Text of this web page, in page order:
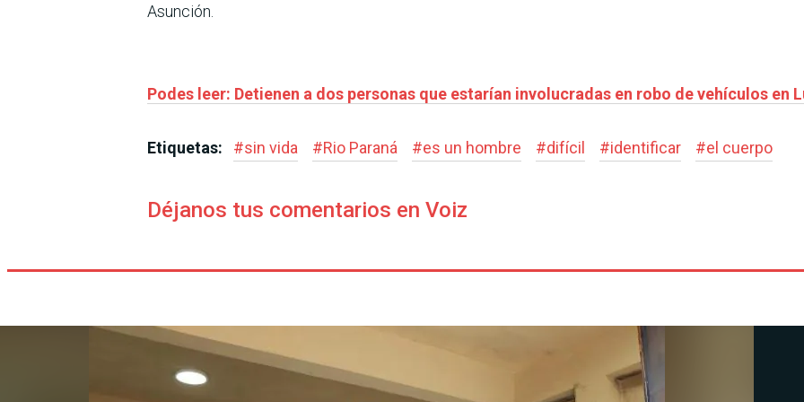
Asunción.
Podes leer: Detienen a dos personas que estarían involucradas en robo de vehículos en
Etiquetas: #sin vida #Rio Paraná #es un hombre #difícil #identificar #el cuerpo
Déjanos tus comentarios en Voiz